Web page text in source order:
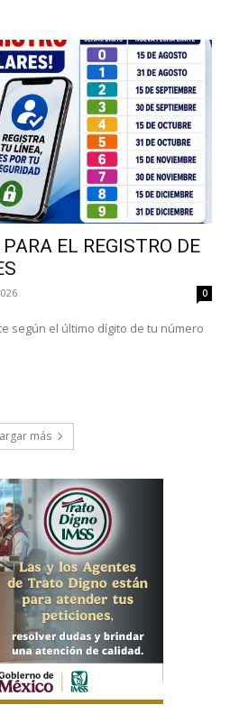
EL REGISTRO DE
0
según el último dígito de tu número
más